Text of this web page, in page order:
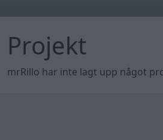
Projekt
mrRillo har inte lagt upp något